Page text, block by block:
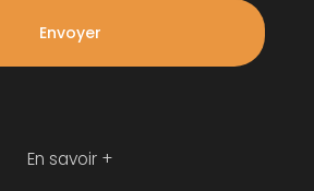
En savoir +